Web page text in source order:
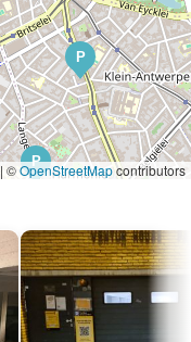
P
P
| ©OpenStreetMapcontributors